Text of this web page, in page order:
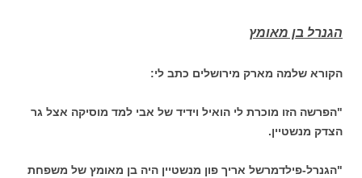
הגנרל בן מאומץ
הקורא שלמה מארק מירושלים כתב לי:
"הפרשה הזו מוכרת לי הואיל וידיד של אבי למד מוסיקה אצל גר
הצדק מנשטיין.
"הגנרל-פילדמרשל אריך פון מנשטיין היה בן מאומץ של משפחת